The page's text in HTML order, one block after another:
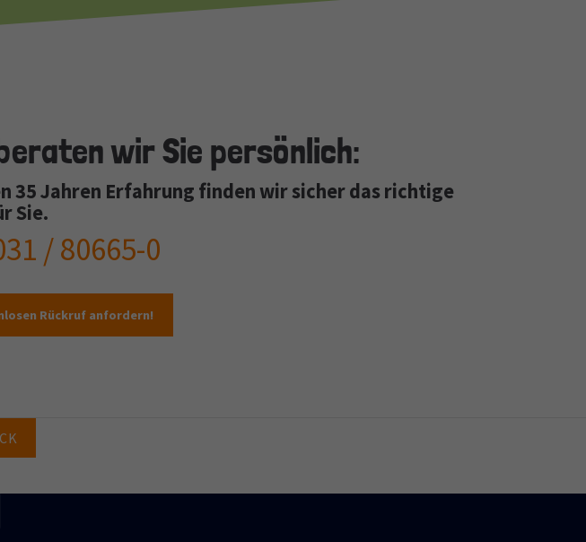
wir Sie persönlich:
35 Jahren Erfahrung finden wir sicher das richtige
Sie.
/ 80665-0
Rückruf anfordern!